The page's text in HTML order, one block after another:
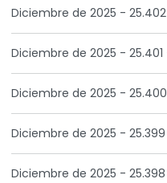
Diciembre de 2025 -
Diciembre de 2025 - 25.401
Diciembre de 2025 - 25.400
Diciembre de 2025 - 25.399
Diciembre de 2025 - 25.398